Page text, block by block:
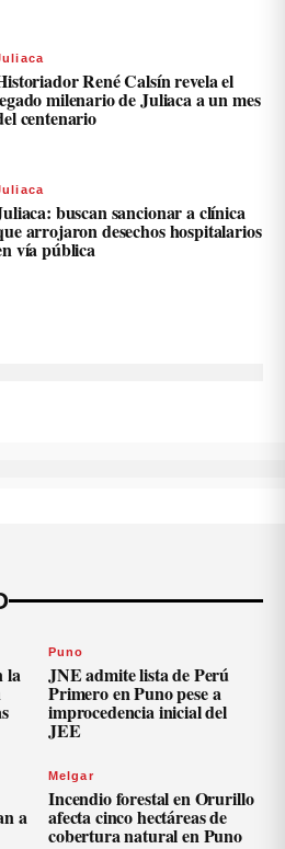
René Calsín revela el
milenario de Juliaca a un mes
centenario
buscan sancionar a clínica
arrojaron desechos hospitalarios
vía pública
la
Puno
JNE admite lista de Perú
Primero en Puno pese a
improcedencia inicial del
JEE
a
Melgar
Incendio forestal en Orurillo
afecta cinco hectáreas de
cobertura natural en Puno